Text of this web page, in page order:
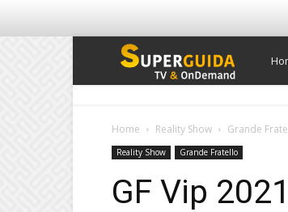
Home Reality Show Grande
Reality Show Grande Fratello
GF Vip